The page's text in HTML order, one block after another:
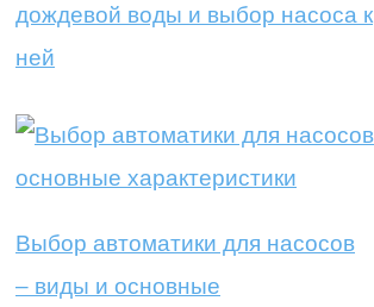
дождевой воды и выбор насоса к
ней
Выбор автоматики для насосов
– виды и основные